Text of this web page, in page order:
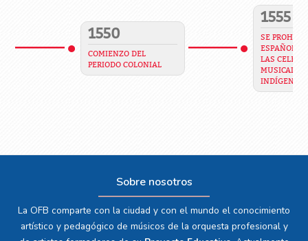
1550
COMIENZO DEL
PERIODO COLONIAL
1555
SE PROHIBE
LAS
MUSICALES
INDÍGENAS
Sobre nosotros
La OFB comparte con la ciudad y con el mundo el conocimiento
artístico y pedagógico de músicos de la orquesta profesional y